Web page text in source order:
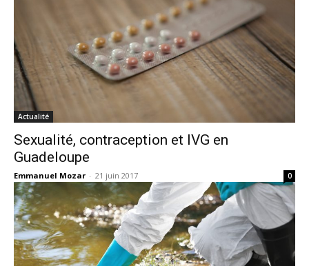
Actualité
Sexualité, contraception et IVG en
Guadeloupe
Emmanuel Mozar - 21 juin 2017 0